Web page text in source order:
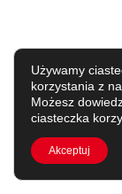
Używamy
korzystania z
Możesz
ciasteczka
Akceptuj